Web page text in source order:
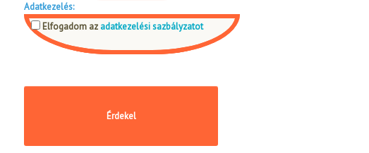
Adatkezelés:
Elfogadom az adatkezelési sazbályzatot